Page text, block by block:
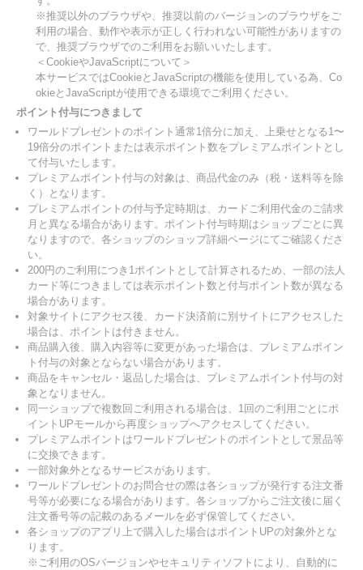
※推奨以外のブラウザや、推奨以前のバージョンのブラウザをご
利用の場合、動作や表示が正しく行われない可能性がありますの
で、推奨ブラウザでのご利用をお願いいたします。
＜CookieやJavaScriptについて＞
本サービスではCookieとJavaScriptの機能を使用している為、Co
okieとJavaScriptが使用できる環境でご利用ください。
ポイント付与につきまして
ワールドプレゼントのポイント通常1倍分に加え、上乗せとなる1〜
19倍分のポイントまたは表示ポイント数をプレミアムポイントとし
て付与いたします。
プレミアムポイント付与の対象は、商品代金のみ（税・送料等を除
く）となります。
プレミアムポイントの付与予定時期は、カードご利用代金のご請求
月と異なる場合があります。ポイント付与時期はショップごとに異
なりますので、各ショップのショップ詳細ページにてご確認くださ
い。
200円のご利用につき1ポイントとして計算されるため、一部の法人
カード等につきましては表示ポイント数と付与ポイント数が異なる
場合があります。
対象サイトにアクセス後、カード決済前に別サイトにアクセスした
場合は、ポイントは付きません。
商品購入後、購入内容等に変更があった場合は、プレミアムポイン
ト付与の対象とならない場合があります。
商品をキャンセル・返品した場合は、プレミアムポイント付与の対
象となりません。
同一ショップで複数回ご利用される場合は、1回のご利用ごとにポ
イントUPモールから再度ショップへアクセスしてください。
プレミアムポイントはワールドプレゼントのポイントとして景品等
に交換できます。
一部対象外となるサービスがあります。
ワールドプレゼントのお問合せの際は各ショップが発行する注文番
号等が必要になる場合があります。各ショップからご注文後に届く
注文番号等の記載のあるメールを必ず保管してください。
各ショップのアプリ上で購入した場合はポイントUPの対象外とな
ります。
※ご利用のOSバージョンやセキュリティソフトにより、自動的に